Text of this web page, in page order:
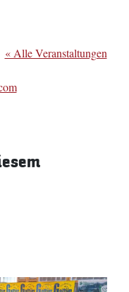
« Alle Veranstaltungen